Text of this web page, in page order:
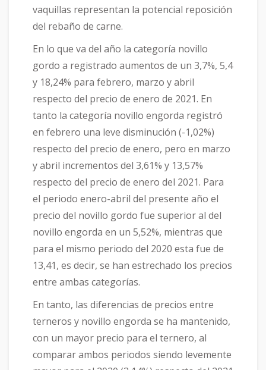
vaquillas representan la potencial reposición
del rebaño de carne.
En lo que va del año la categoría novillo
gordo a registrado aumentos de un 3,7%, 5,4
y 18,24% para febrero, marzo y abril
respecto del precio de enero de 2021. En
tanto la categoría novillo engorda registró
en febrero una leve disminución (-1,02%)
respecto del precio de enero, pero en marzo
y abril incrementos del 3,61% y 13,57%
respecto del precio de enero del 2021. Para
el periodo enero-abril del presente año el
precio del novillo gordo fue superior al del
novillo engorda en un 5,52%, mientras que
para el mismo periodo del 2020 esta fue de
13,41, es decir, se han estrechado los precios
entre ambas categorías.
En tanto, las diferencias de precios entre
terneros y novillo engorda se ha mantenido,
con un mayor precio para el ternero, al
comparar ambos periodos siendo levemente